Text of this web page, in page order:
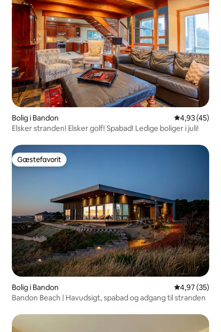
Bolig i Bandon 4,93 ud af 5 i
4,93 (45)
Elsker stranden! Elsker golf! Spabad! Ledige boliger i juli!
Gæstefavorit
Gæstefavorit
Bolig i Bandon 4,97 ud af 5 i
4,97 (35)
Bandon Beach | Havudsigt, spabad og adgang til stranden